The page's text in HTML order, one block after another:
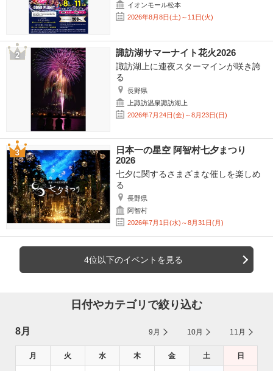
イオンモール松本
2026年8月8日(土)～11日(火)
諏訪湖サマーナイト花火2026
諏訪湖上に連夜スターマインが咲き誇
る
長野県
上諏訪温泉諏訪湖上
2026年7月24日(金)～8月23日(日)
日本一の星空 阿智村七夕まつり
2026
七夕に関するさまざまな催しを楽しめ
る
長野県
阿智村
2026年7月1日(水)～8月31日(月)
4位以下のイベントを見る
日付やカテゴリで絞り込む
8月 9月 10月 11月
月 火 水 木 金 土 日